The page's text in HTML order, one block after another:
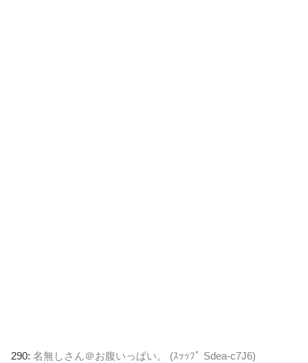
290: 名無しさん＠お腹いっぱい。 (ｽｯｯﾌﾟ Sdea-c7J6)